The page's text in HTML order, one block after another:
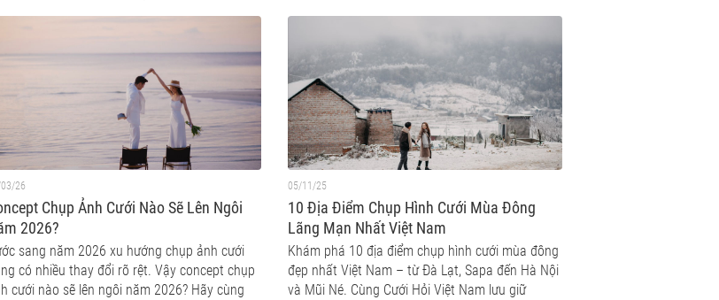
26
Chụp Ảnh Cưới Nào Sẽ Lên Ngôi
2026?
sang năm 2026 xu hướng chụp ảnh cưới
có nhiều thay đổi rõ rệt. Vậy concept chụp
cưới nào sẽ lên ngôi năm 2026? Hãy cùng
05/11/25
10 Địa Điểm Chụp Hình Cưới Mùa Đông
Lãng Mạn Nhất Việt Nam
Khám phá 10 địa điểm chụp hình cưới mùa đông
đẹp nhất Việt Nam – từ Đà Lạt, Sapa đến Hà Nội
và Mũi Né. Cùng Cưới Hỏi Việt Nam lưu giữ